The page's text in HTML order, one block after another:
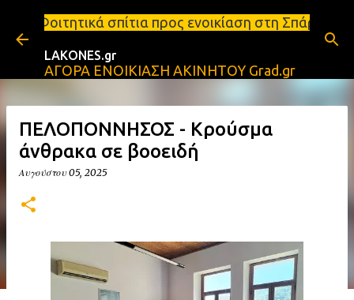
Μετάβαση στο κύριο περιεχόμενο
προς ενοικίαση στη Σπάρτη Ενοικιάσεις
LAKONES.gr
ΑΓΟΡΑ ΕΝΟΙΚΙΑΣΗ ΑΚΙΝΗΤΟΥ Grad.gr
ΠΕΛΟΠΟΝΝΗΣΟΣ - Κρούσμα
άνθρακα σε βοοειδή
Αυγούστου 05, 2025